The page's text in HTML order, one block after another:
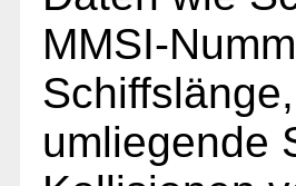
MMSI-
umliegende